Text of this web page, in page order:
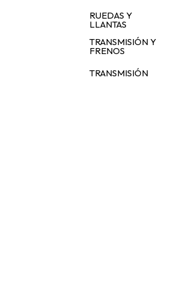
RUEDAS Y
LLANTAS
TRANSMISIÓN Y
FRENOS
TRANSMISIÓN